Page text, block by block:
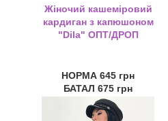
Жіночий кашеміровий
кардиган з капюшоном
"Dila" ОПТ/ДРОП
НОРМА 645 грн
БАТАЛ 675 грн